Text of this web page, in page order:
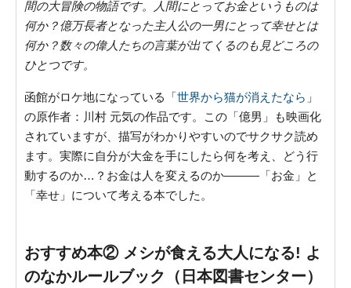
間の大冒険の物語です。人間にとってお金というものは
何か？億万長者となった主人公の一男にとって幸せとは
何か？数々の偉人たちの言葉が出てくるのも見どころの
ひとつです。
函館がロケ地になっている「世界から猫が消えたなら 」
の原作者：川村 元気の作品です。この「億男」も映画化
されていますが、描写がわかりやすいのでサクサク読め
ます。実際に自分が大金を手にしたら何を考え、どう行
動するのか…？お金は人を変えるのか———「お金」と
「幸せ」について考える本でした。
おすすめ本② メシが食える大人になる! よ
のなかルールブック（日本図書センター）